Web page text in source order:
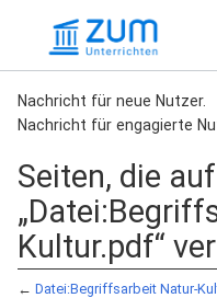
Nachricht für neue Nutzer.
Nachricht für engagierte
Seiten, die auf
Kultur.pdf“
← Datei:Begriffsarbeit Natur-